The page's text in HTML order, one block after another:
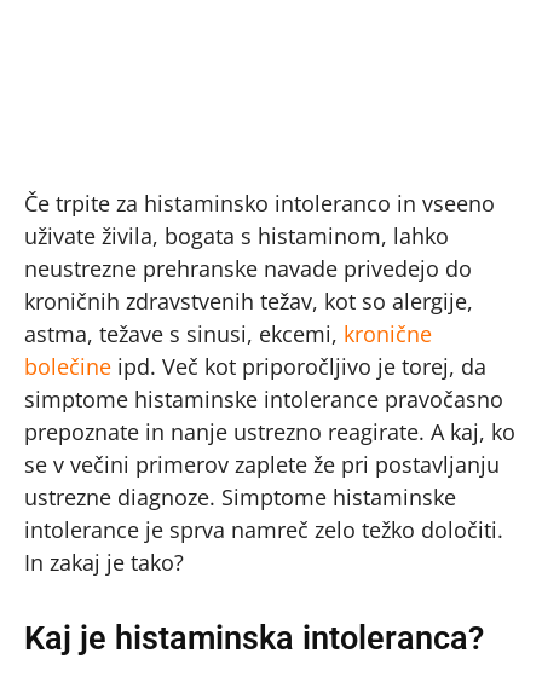
Če trpite za histaminsko intoleranco in vseeno
uživate živila, bogata s histaminom, lahko
neustrezne prehranske navade privedejo do
kroničnih zdravstvenih težav, kot so alergije,
astma, težave s sinusi, ekcemi, kronične
bolečine ipd. Več kot priporočljivo je torej, da
simptome histaminske intolerance pravočasno
prepoznate in nanje ustrezno reagirate. A kaj, ko
se v večini primerov zaplete že pri postavljanju
ustrezne diagnoze. Simptome histaminske
intolerance je sprva namreč zelo težko določiti.
In zakaj je tako?
Kaj je histaminska intoleranca?